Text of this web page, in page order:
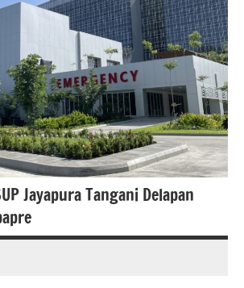
Jayapura Tangani Delapan